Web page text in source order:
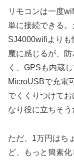
リモコンは一度
単に接続できる
SJ4000wifiよりも
魔に感じるが、
く、GPSも内蔵
MicroUSBで充電
でくくりつけて
なり役に立ちそう
ただ、1万円はち
ど、もっと簡素